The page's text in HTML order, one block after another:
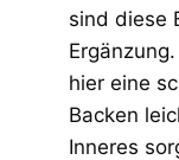
sind diese
hier eine
Backen
Inneres